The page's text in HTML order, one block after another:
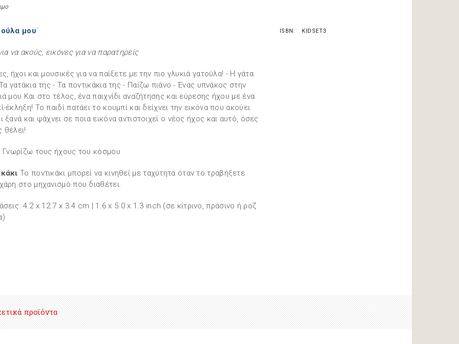
μου΄
να ακούς, εικόνες για να παρατηρείς
ήχοι και μουσικές για να παίξετε με την πιο γλυκιά γατούλα! - Η γάτα
γατάκια της - Τα ποντικάκια της - Παίζω πιάνο - Ένας υπνάκος στην
μου Και στο τέλος, ένα παιχνίδι αναζήτησης και εύρεσης ήχου με ένα
έκληξη! Το παιδί πατάει το κουμπί και δείχνει την εικόνα που ακούει.
ξανά και ψάχνει σε ποια εικόνα αντιστοιχεί ο νέος ήχος και αυτό, όσες
θέλει!
Γνωρίζω τους ήχους του κόσμου
Το ποντικάκι μπορεί να κινηθεί με ταχύτητα όταν το τραβήξετε
στο μηχανισμό που διαθέτει.
4.2 x 12.7 x 3.4 cm | 1.6 x 5.0 x 1.3 inch (σε κίτρινο, πράσινο ή ροζ
ISBN KIDSET3
προϊόντα